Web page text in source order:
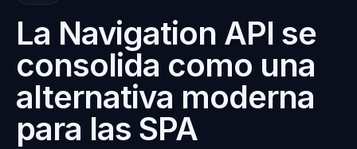
La Navigation API se
consolida como una
alternativa moderna
para las SPA